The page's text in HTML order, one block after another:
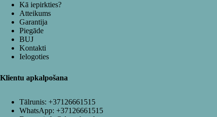
Kā iepirkties?
Atteikums
Garantija
Piegāde
BUJ
Kontakti
Ielogoties
Klientu apkalpošana
Tālrunis: +37126661515
WhatsApp: +37126661515